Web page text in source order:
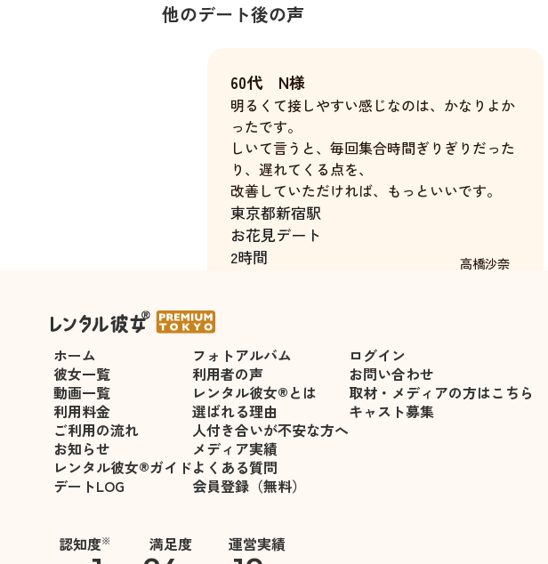
他のデート後の声
60代 N様
明るくて接しやすい感じなのは、かなりよか
ったです。
しいて言うと、毎回集合時間ぎりぎりだった
り、遅れてくる点を、
改善していただければ、もっといいです。
東京都新宿駅
お花見デート
2時間
高橋沙奈
ホーム
彼女一覧
動画一覧
利用料金
ご利用の流れ
お知らせ
レンタル彼女®ガイド
デートLOG
フォトアルバム
利用者の声
レンタル彼女®とは
選ばれる理由
人付き合いが不安な方へ
メディア実績
よくある質問
会員登録（無料）
ログイン
お問い合わせ
取材・メディアの方はこちら
キャスト募集
認知度※ 満足度 運営実績